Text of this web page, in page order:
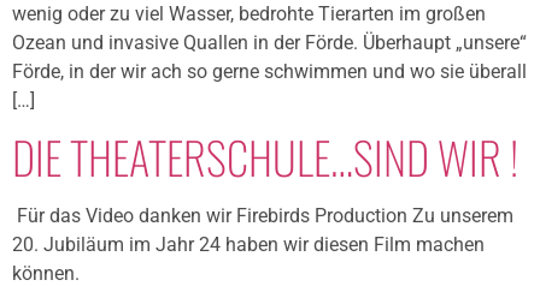
wenig oder zu viel Wasser, bedrohte Tierarten im großen
Ozean und invasive Quallen in der Förde. Überhaupt „unsere“
Förde, in der wir ach so gerne schwimmen und wo sie überall
[…]
DIE THEATERSCHULE…SIND WIR !
Für das Video danken wir Firebirds Production Zu unserem
20. Jubiläum im Jahr 24 haben wir diesen Film machen
können.